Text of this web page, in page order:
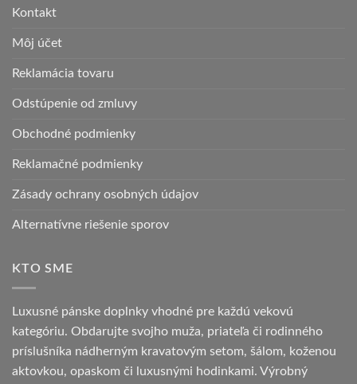
Kontakt
Môj účet
Reklamácia tovaru
Odstúpenie od zmluvy
Obchodné podmienky
Reklamačné podmienky
Zásady ochrany osobných údajov
Alternatívne riešenie sporov
KTO SME
Luxusné pánske doplnky vhodné pre každú vekovú
kategóriu. Obdarujte svojho muža, priateľa či rodinného
príslušníka nádherným kravatovým setom, šálom, koženou
aktovkou, opaskom či luxusnými hodinkami. Výrobný